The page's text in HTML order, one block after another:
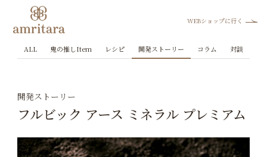
WEBショップに行く
ALL 鬼の推しItem レシピ 開発ストーリー コラム 対談
開発ストーリー
フルビック アース ミネラル プレミアム